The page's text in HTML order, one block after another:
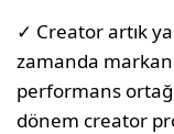
✓ Creator artık
zamanda
performans
dönem creator